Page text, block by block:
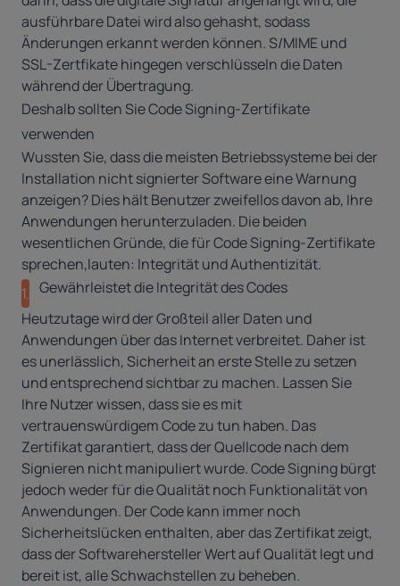
ausführbare Datei wird also gehasht, sodass
Änderungen erkannt werden können. S/MIME und
SSL-Zertfikate hingegen verschlüsseln die Daten
während der Übertragung.
Deshalb sollten Sie Code Signing-Zertifikate
verwenden
Wussten Sie, dass die meisten Betriebssysteme bei der
Installation nicht signierter Software eine Warnung
anzeigen? Dies hält Benutzer zweifellos davon ab, Ihre
Anwendungen herunterzuladen. Die beiden
wesentlichen Gründe, die für Code Signing-Zertifikate
sprechen,lauten: Integrität und Authentizität.
1. Gewährleistet die Integrität des Codes
Heutzutage wird der Großteil aller Daten und
Anwendungen über das Internet verbreitet. Daher ist
es unerlässlich, Sicherheit an erste Stelle zu setzen
und entsprechend sichtbar zu machen. Lassen Sie
Ihre Nutzer wissen, dass sie es mit
vertrauenswürdigem Code zu tun haben. Das
Zertifikat garantiert, dass der Quellcode nach dem
Signieren nicht manipuliert wurde. Code Signing bürgt
jedoch weder für die Qualität noch Funktionalität von
Anwendungen. Der Code kann immer noch
Sicherheitslücken enthalten, aber das Zertifikat zeigt,
dass der Softwarehersteller Wert auf Qualität legt und
bereit ist, alle Schwachstellen zu beheben.